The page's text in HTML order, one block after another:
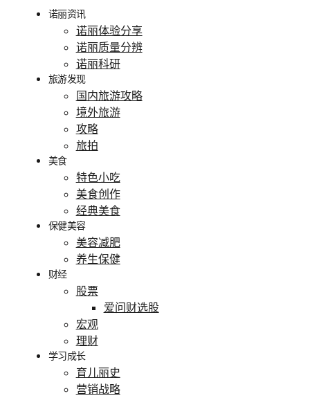
诺丽资讯
诺丽体验分享
诺丽质量分辨
诺丽科研
旅游发现
国内旅游攻略
境外旅游
攻略
旅拍
美食
特色小吃
美食创作
经典美食
保健美容
美容减肥
养生保健
财经
股票
爱问财选股
宏观
理财
学习成长
育儿丽史
营销战略